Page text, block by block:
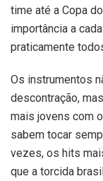
time até a Copa
importância a
praticamente
Os instrumentos
descontração,
mais jovens com
sabem tocar
vezes, os hits
que a torcida